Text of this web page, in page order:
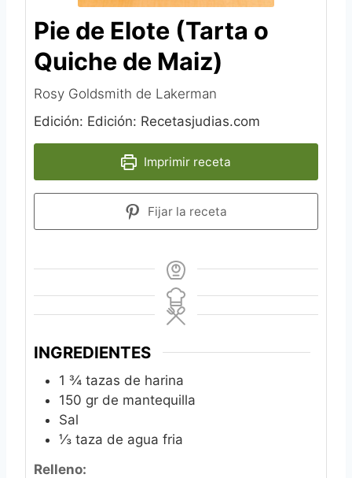
Pie de Elote (Tarta o
Quiche de Maiz)
Rosy Goldsmith de Lakerman
Edición: Edición: Recetasjudias.com
Imprimir receta
Fijar la receta
INGREDIENTES
1 ¾ tazas de harina
150 gr de mantequilla
Sal
⅓ taza de agua fria
Relleno: